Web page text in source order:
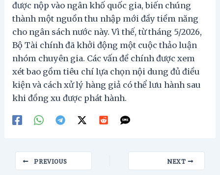
được nộp vào ngân khố quốc gia, biến chúng
thành một nguồn thu nhập mới đầy tiềm năng
cho ngân sách nước này. Vì thế, từ tháng 5/2026,
Bộ Tài chính đã khởi động một cuộc thảo luận
nhóm chuyên gia. Các vấn đề chính được xem
xét bao gồm tiêu chí lựa chọn nội dung đủ điều
kiện và cách xử lý hàng giả có thể lưu hành sau
khi đồng xu được phát hành.
navigation
PREVIOUS NEXT